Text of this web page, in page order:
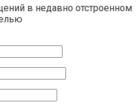
в недавно отстроенном